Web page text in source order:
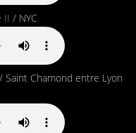
II / NYC
/ Saint Chamond entre Lyon